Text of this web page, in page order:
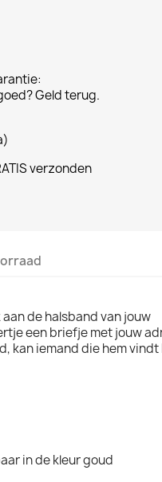
Geld terug.
verzonden
de halsband van jouw
een briefje met jouw
kan iemand die hem vindt
in de kleur goud